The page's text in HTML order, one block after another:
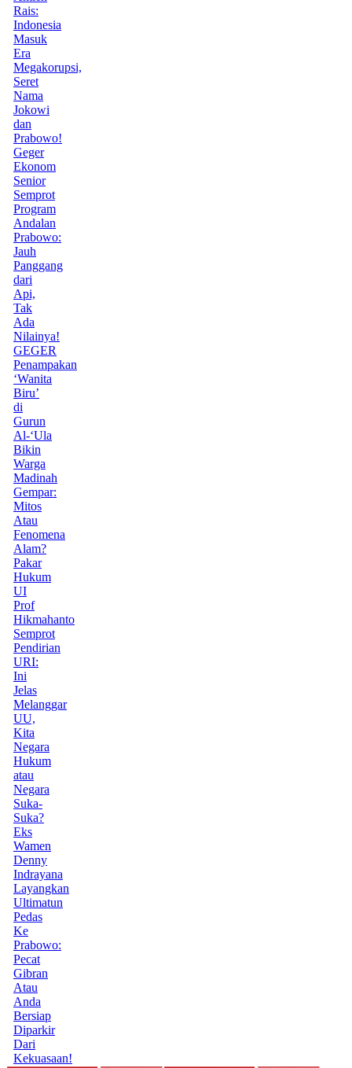
Rais:
Indonesia
Masuk
Era
Megakorupsi,
Seret
Nama
Jokowi
dan
Prabowo!
Geger
Ekonom
Senior
Semprot
Program
Andalan
Prabowo:
Jauh
Panggang
dari
Api,
Tak
Ada
Nilainya!
GEGER
Penampakan
‘Wanita
Biru’
di
Gurun
Al-‘Ula
Bikin
Warga
Madinah
Gempar:
Mitos
Atau
Fenomena
Alam?
Pakar
Hukum
UI
Prof
Hikmahanto
Semprot
Pendirian
URI:
Ini
Jelas
Melanggar
UU,
Kita
Negara
Hukum
atau
Negara
Suka-
Suka?
Eks
Wamen
Denny
Indrayana
Layangkan
Ultimatun
Pedas
Ke
Prabowo:
Pecat
Gibran
Atau
Anda
Bersiap
Diparkir
Dari
Kekuasaan!